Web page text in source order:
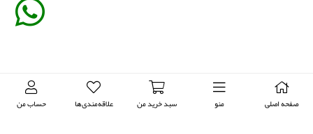
صفحه اصلی منو سبد خرید من علاقه‌مندی‌ها حساب من